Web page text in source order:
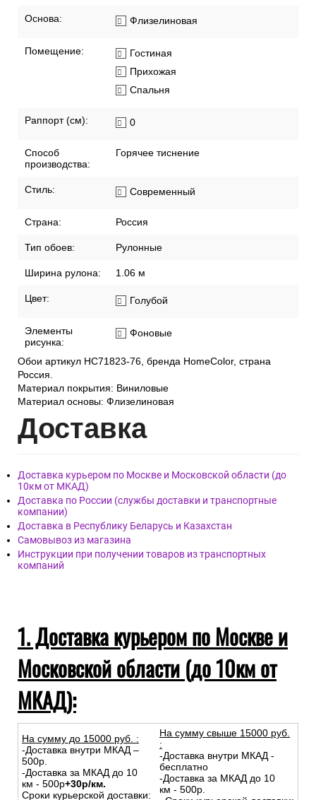
Основа: Флизелиновая
Помещение:
Гостиная
Прихожая
Спальня
Раппорт (см): 0
Способ
производства:
Горячее тиснение
Стиль: Современный
Страна: Россия
Тип обоев: Рулонные
Ширина рулона: 1.06 м
Цвет: Голубой
Элементы
рисунка:
Фоновые
Обои артикул HC71823-76, бренда HomeColor, страна
Россия.
Материал покрытия: Виниловые
Материал основы: Флизелиновая
Доставка
Доставка курьером по Москве и Московской области (до
10км от МКАД)
Доставка по России (службы доставки и транспортные
компании)
Доставка в Республику Беларусь и Казахстан
Самовывоз из магазина
Инструкции при получении товаров из транспортных
компаний
1. Доставка курьером по Москве и
Московской области (до 10км от
МКАД):
На сумму до 15000 руб. :
-Доставка внутри МКАД –
500р.
-Доставка за МКАД до 10
км - 500р+30р/км.
Сроки курьерской доставки:
На сумму свыше 15000 руб.
:
-Доставка внутри МКАД -
бесплатно
-Доставка за МКАД до 10
км - 500р.